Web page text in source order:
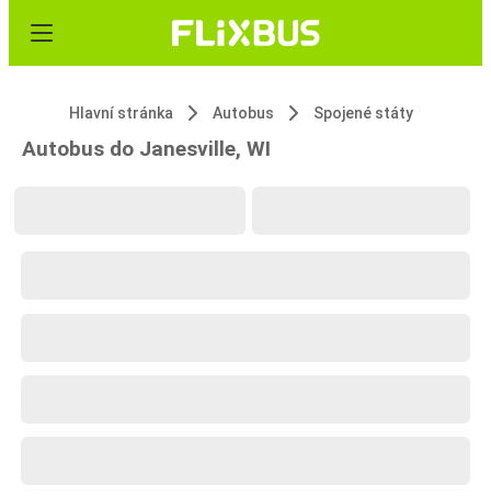
Hlavní stránka Autobus Spojené státy
Autobus do Janesville, WI